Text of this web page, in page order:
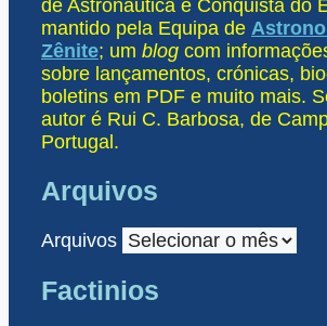
de Astronáutica e Conquista do
mantido pela Equipa de
Zênite; um blog com
sobre lançamentos, crónicas,
boletins em PDF e muito mais.
autor é Rui C. Barbosa, de
Portugal.
Arquivos
Arquivos
Factinios